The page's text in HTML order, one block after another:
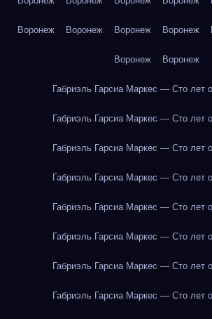
Воронеж Воронеж Воронеж Воронеж
Воронеж Воронеж
Габриэль Гарсиа Маркес — Сто лет
Габриэль Гарсиа Маркес — Сто лет
Габриэль Гарсиа Маркес — Сто лет
Габриэль Гарсиа Маркес — Сто лет
Габриэль Гарсиа Маркес — Сто лет
Габриэль Гарсиа Маркес — Сто лет
Габриэль Гарсиа Маркес — Сто лет
Габриэль Гарсиа Маркес — Сто лет